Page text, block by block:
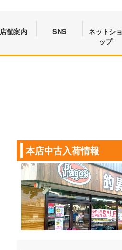
店舗案内 SNS
ネットショ
ップ
本店中古入荷情報